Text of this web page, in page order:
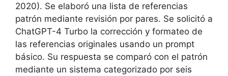
2020). Se elaboró una lista de referencias
patrón mediante revisión por pares. Se solicitó a
ChatGPT-4 Turbo la corrección y formateo de
las referencias originales usando un prompt
básico. Su respuesta se comparó con el patrón
mediante un sistema categorizado por seis